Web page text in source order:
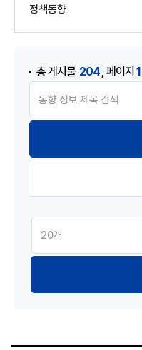
정책동향
총 게시물 204 ,페이지1